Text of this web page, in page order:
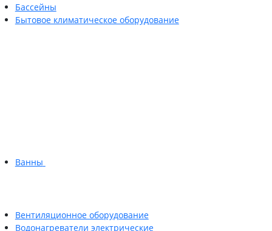
Бассейны
Бытовое климатическое оборудование
Ванны
Вентиляционное оборудование
Водонагреватели электрические